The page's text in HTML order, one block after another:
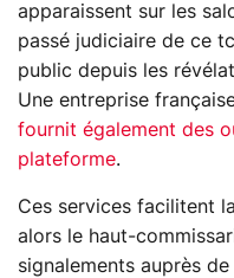
apparaissent sur les
passé judiciaire de ce
public depuis les
Une entreprise
fournit également des
plateforme.
Ces services facilitent
alors le haut-
signalements auprès de